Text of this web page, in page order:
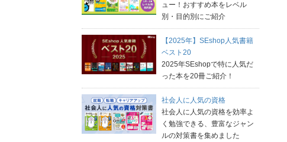
ュー！おすすめ本をレベル
別・目的別にご紹介
【2025年】SEshop人気書籍
ベスト20
2025年SEshopで特に人気だ
った本を20冊ご紹介！
社会人に人気の資格
社会人に人気の資格を効率よ
く勉強できる、豊富なジャン
ルの対策書を集めました